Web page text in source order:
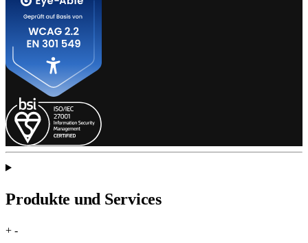
Produkte und Services
+ -